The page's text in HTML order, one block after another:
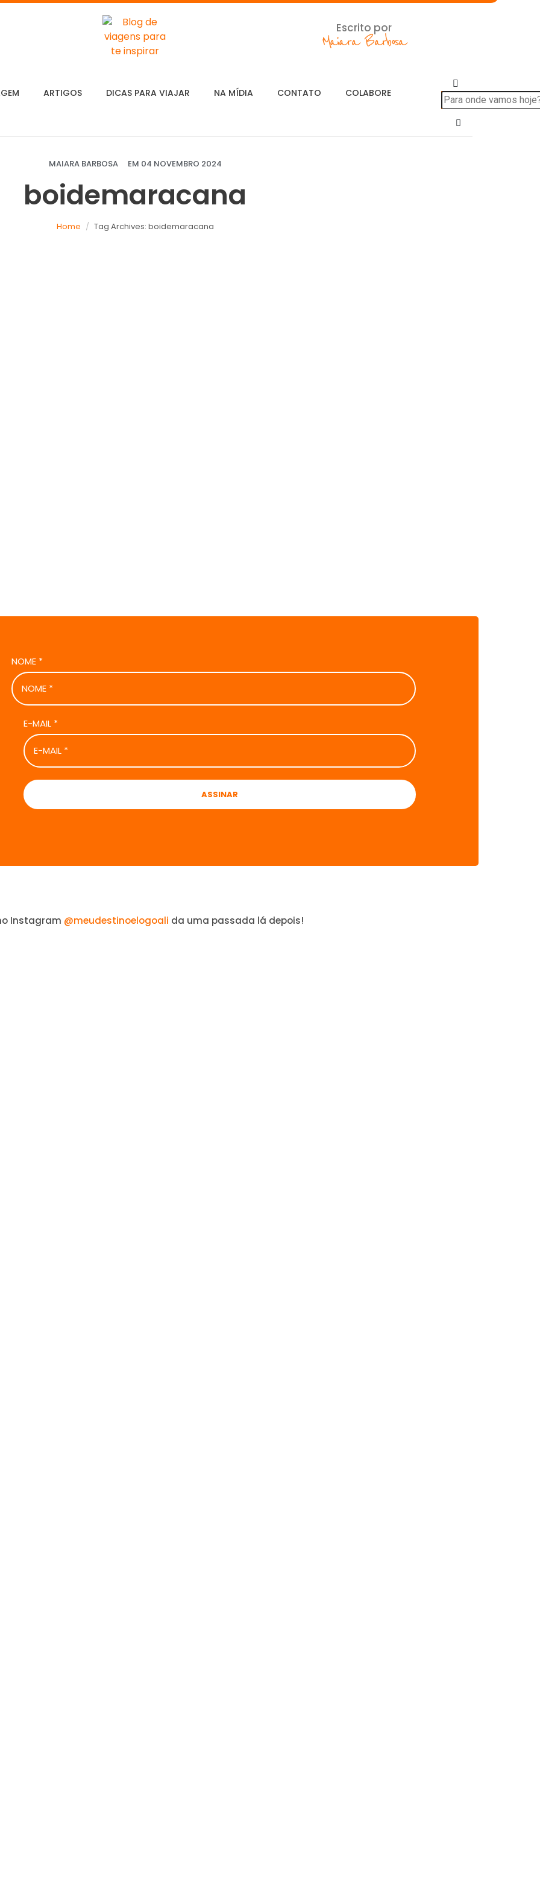
Escrito por
Maiara Barbosa
ARTIGOS DICAS PARA VIAJAR NA MÍDIA CONTATO COLABORE
MAIARA BARBOSA EM 04 NOVEMBRO 2024
boidemaracana
Home Tag Archives: boidemaracana
NOME *
E-MAIL *
Instagram @meudestinoelogoali da uma passada lá depois!